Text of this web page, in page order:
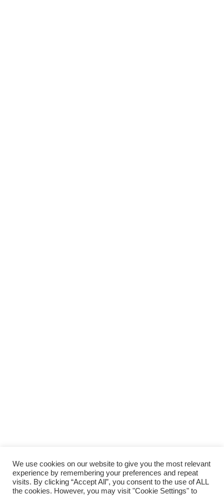
We use cookies on our website to give you the most relevant
experience by remembering your preferences and repeat
visits. By clicking “Accept All”, you consent to the use of ALL
the cookies. However, you may visit "Cookie Settings" to